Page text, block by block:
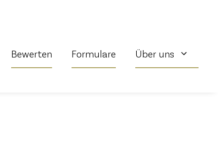
Bewerten Formulare Über uns